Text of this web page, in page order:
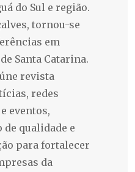
do Sul e região.
tornou-se
em
Santa Catarina.
revista
redes
eventos,
qualidade e
para fortalecer
da